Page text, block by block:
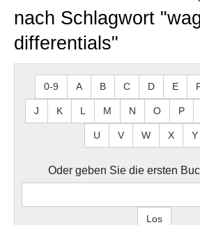
nach Schlagwort
differentials"
0-9 A B C D E
J K L M N O P
U V W X Y
Oder geben Sie die ersten